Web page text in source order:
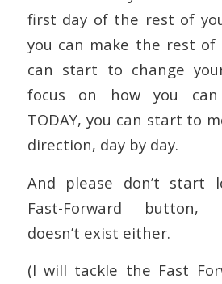
first day of the rest of
you can make the rest
can start to change
focus on how you
TODAY, you can start to
direction, day by day.
And please don’t start
Fast-Forward button,
doesn’t exist either.
(I will tackle the Fast